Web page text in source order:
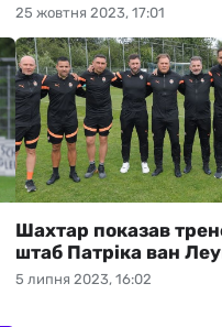
25 жовтня 2023, 17:01
5 липня 2023, 16:02
Шахтар показав
штаб Патріка ван